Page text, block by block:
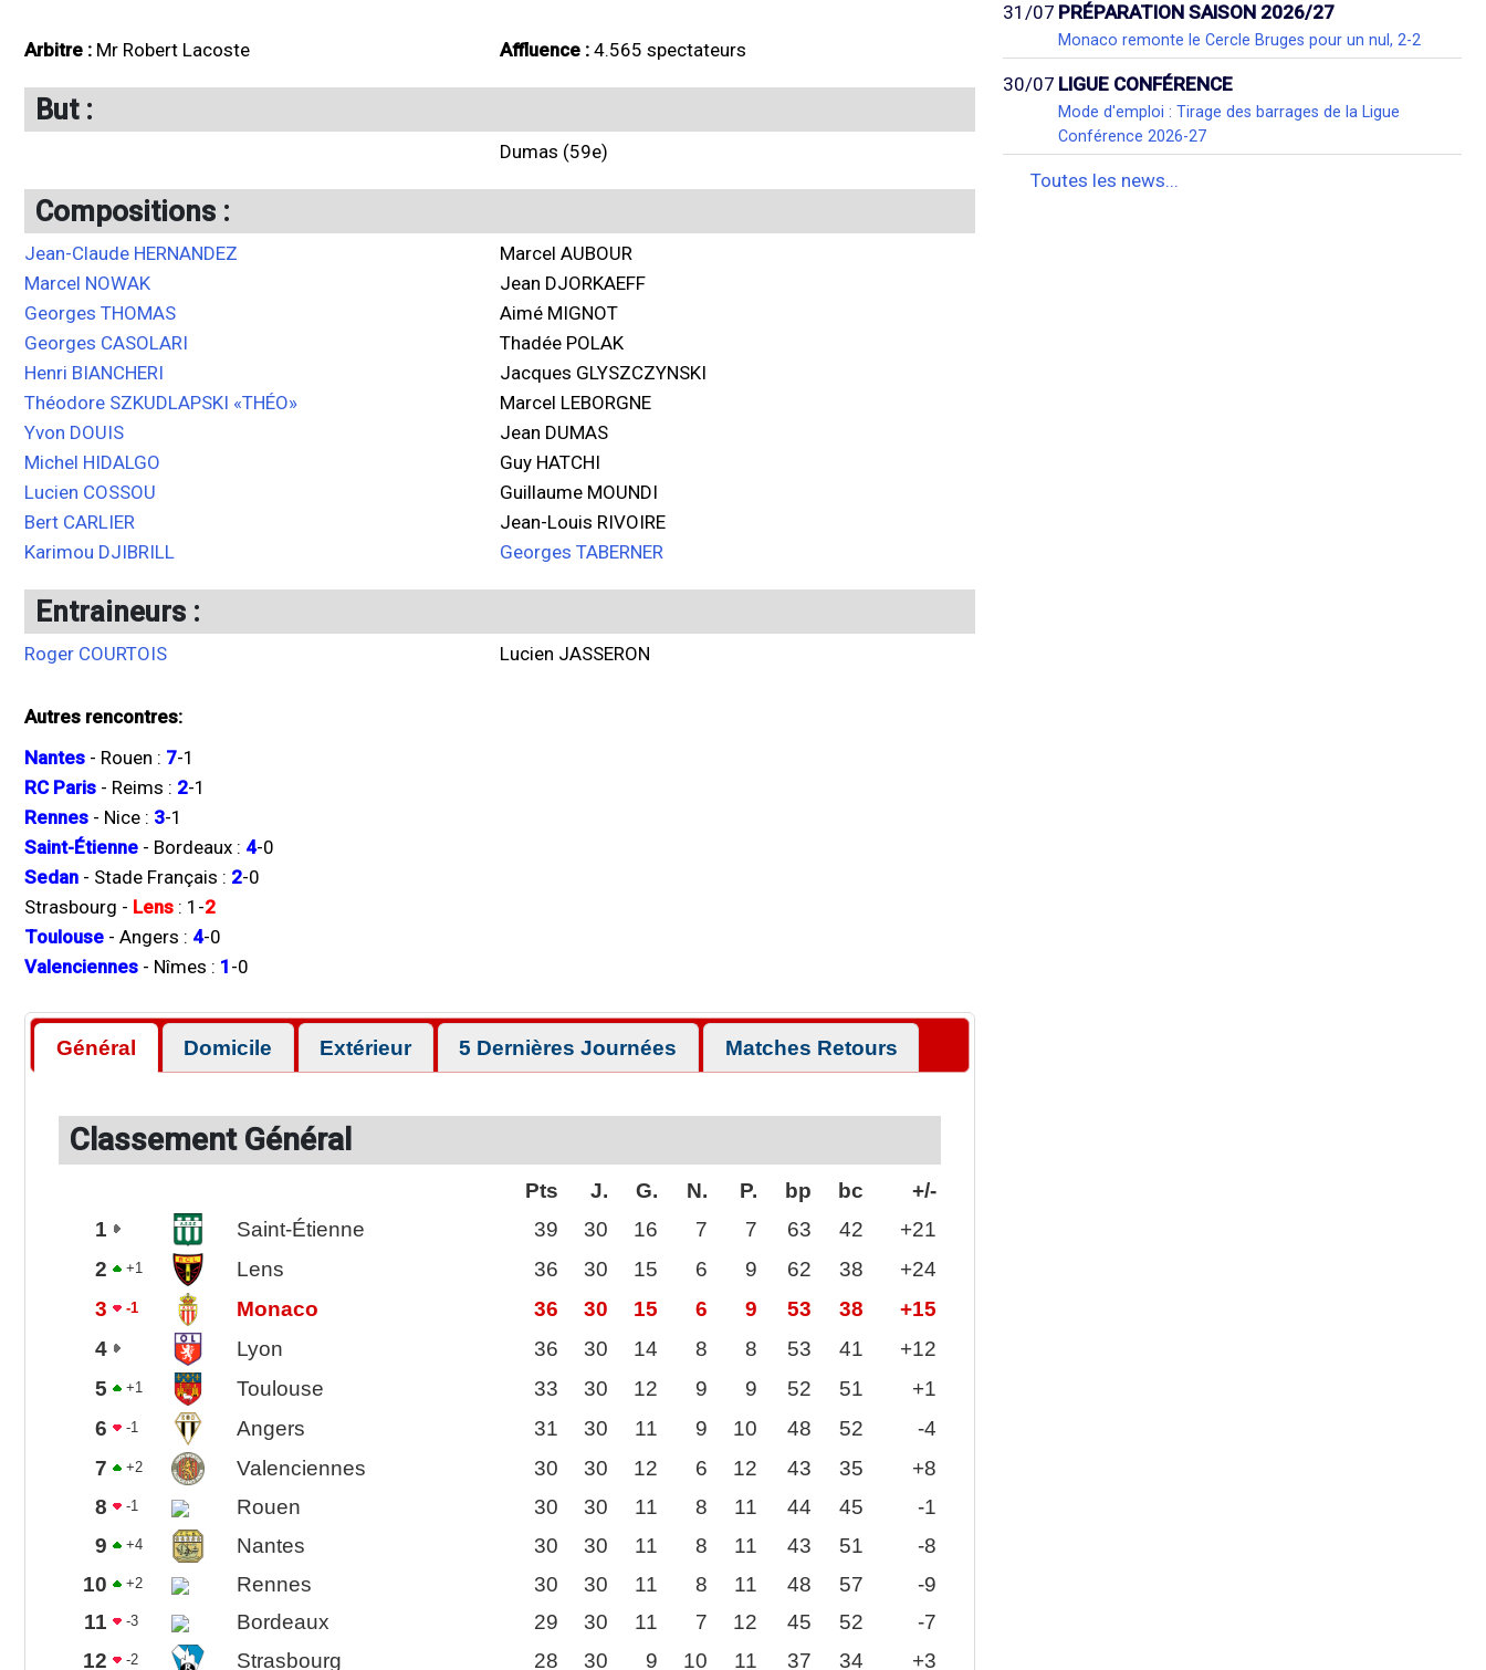
Arbitre : Mr Robert Lacoste Affluence : 4.565 spectateurs
But :
Dumas (59e)
Compositions :
Jean-Claude HERNANDEZ
Marcel NOWAK
Georges THOMAS
Georges CASOLARI
Henri BIANCHERI
Théodore SZKUDLAPSKI «THÉO»
Yvon DOUIS
Michel HIDALGO
Lucien COSSOU
Bert CARLIER
Karimou DJIBRILL
Marcel AUBOUR
Jean DJORKAEFF
Aimé MIGNOT
Thadée POLAK
Jacques GLYSZCZYNSKI
Marcel LEBORGNE
Jean DUMAS
Guy HATCHI
Guillaume MOUNDI
Jean-Louis RIVOIRE
Georges TABERNER
Entraineurs :
Roger COURTOIS Lucien JASSERON
Autres rencontres:
Nantes - Rouen : 7-1
RC Paris - Reims : 2-1
Rennes - Nice : 3-1
Saint-Étienne - Bordeaux : 4-0
Sedan - Stade Français : 2-0
Strasbourg - Lens : 1 -2
Toulouse - Angers : 4-0
Valenciennes - Nîmes : 1 -0
Général Domicile Extérieur 5 Dernières Journées Matches Retours
Classement Général
Pts J. G. N. P. bp bc
+/-
1
Saint-Étienne 39 30 16 7 7 63 42
+21
2
+1 Lens 36 30 15 6 9 62 38
+24
3
-1 Monaco 36 30 15 6 9 53 38
+15
4
Lyon 36 30 14 8 8 53 41
+12
5
+1 Toulouse 33 30 12 9 9 52 51
+1
6
-1 Angers 31 30 11 9 10 48 52
-4
7
+2 Valenciennes 30 30 12 6 12 43 35
+8
8
-1 Rouen 30 30 11 8 11 44 45
-1
9
+4 Nantes 30 30 11 8 11 43 51
-8
10
+2 Rennes 30 30 11 8 11 48 57
-9
11
-3 Bordeaux 29 30 11 7 12 45 52
-7
12
-2 Strasbourg 28 30 9 10 11 37 34 +3
31/07 PRÉPARATION SAISON 2026/27
Monaco remonte le Cercle Bruges pour un nul, 2-2
30/07 LIGUE CONFÉRENCE
Mode d'emploi : Tirage des barrages de la Ligue
Conférence 2026-27
Toutes les news...